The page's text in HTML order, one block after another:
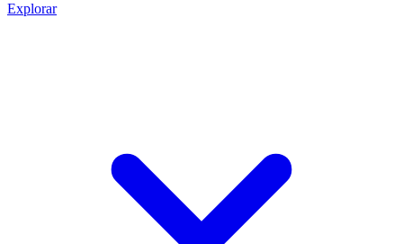
Explorar